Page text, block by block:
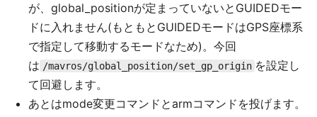
が、global_positionが定まっていないとGUIDEDモー
ドに入れません(もともとGUIDEDモードはGPS座標系
で指定して移動するモードなため)。今回
は /mavros/global_position/set_gp_origin を設定し
て回避します。
あとはmode変更コマンドとarmコマンドを投げます。